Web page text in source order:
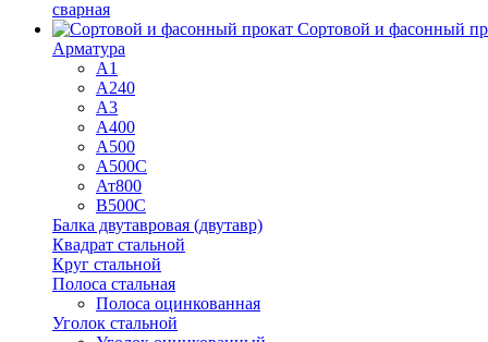
сварная
Сортовой и фасонный
Арматура
А1
А240
А3
А400
А500
А500С
Ат800
В500С
Балка двутавровая (двутавр)
Квадрат стальной
Круг стальной
Полоса стальная
Полоса оцинкованная
Уголок стальной